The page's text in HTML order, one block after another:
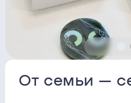
От семьи —